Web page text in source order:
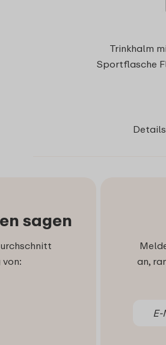
Trinkhalm
Sportflasche
Details
sagen
an,